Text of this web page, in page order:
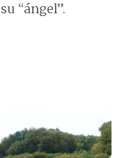
“ángel”.